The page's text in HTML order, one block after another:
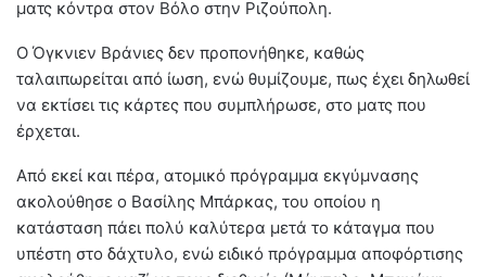
ματς κόντρα στον Βόλο στην Ριζούπολη.
Ο Όγκνιεν Βράνιες δεν προπονήθηκε, καθώς
ταλαιπωρείται από ίωση, ενώ θυμίζουμε, πως έχει δηλωθεί
να εκτίσει τις κάρτες που συμπλήρωσε, στο ματς που
έρχεται.
Από εκεί και πέρα, ατομικό πρόγραμμα εκγύμνασης
ακολούθησε ο Βασίλης Μπάρκας, του οποίου η
κατάσταση πάει πολύ καλύτερα μετά το κάταγμα που
υπέστη στο δάχτυλο, ενώ ειδικό πρόγραμμα αποφόρτισης